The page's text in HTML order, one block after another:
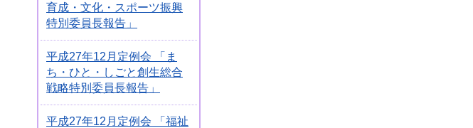
育成・文化・スポーツ振興
特別委員長報告」
平成27年12月定例会 「ま
ち・ひと・しごと創生総合
戦略特別委員長報告」
平成27年12月定例会 「福祉